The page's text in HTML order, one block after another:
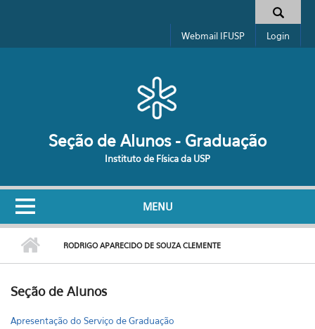
Formulário de busca
Webmail IFUSP Login
Seção de Alunos - Graduação
Instituto de Física da USP
MENU
RODRIGO APARECIDO DE SOUZA CLEMENTE
Seção de Alunos
Apresentação do Serviço de Graduação